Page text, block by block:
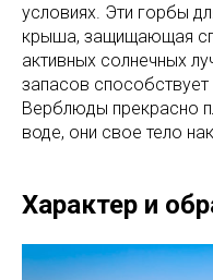
условиях. Эти горбы
крыша, защищающая
активных солнечных
запасов способствует
Верблюды прекрасно
воде, они свое тело
Характер и